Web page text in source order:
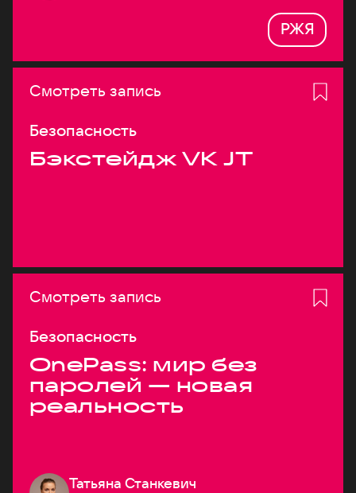
РЖЯ
Смотреть запись
Безопасность
Бэкстейдж VK JT
Смотреть запись
Безопасность
OnePass: мир без
паролей — новая
реальность
Татьяна Станкевич